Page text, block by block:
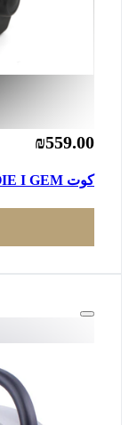
₪559.00
كوت JOIE I GEM - كحلي